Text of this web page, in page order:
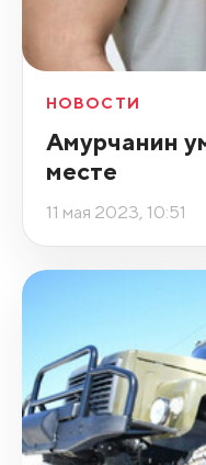
НОВОСТИ
Амурчанин
месте
11 мая 2023, 10:51